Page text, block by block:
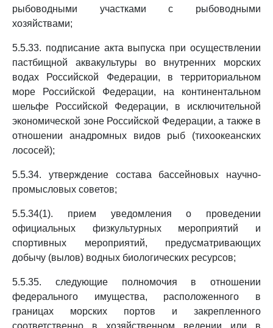
рыбоводными участками с рыбоводными
хозяйствами;
5.5.33. подписание акта выпуска при осуществлении
пастбищной аквакультуры во внутренних морских
водах Российской Федерации, в территориальном
море Российской Федерации, на континентальном
шельфе Российской Федерации, в исключительной
экономической зоне Российской Федерации, а также в
отношении анадромных видов рыб (тихоокеанских
лососей);
5.5.34. утверждение состава бассейновых научно-
промысловых советов;
5.5.34(1). прием уведомления о проведении
официальных физкультурных мероприятий и
спортивных мероприятий, предусматривающих
добычу (вылов) водных биологических ресурсов;
5.5.35. следующие полномочия в отношении
федерального имущества, расположенного в
границах морских портов и закрепленного
соответственно в хозяйственном ведении или в